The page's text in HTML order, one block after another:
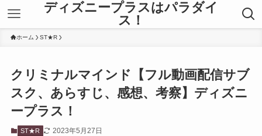
ディズニープラスはパラダイ
ス！
ホーム ST★R
クリミナルマインド【フル動画配信サブ
スク、あらすじ、感想、考察】ディズニ
ープラス！
ST★R 2023年5月27日